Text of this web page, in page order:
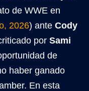
de WWE en
2026) ante Cody
por Sami
de
haber ganado
En esta